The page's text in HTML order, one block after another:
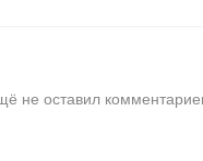
не оставил